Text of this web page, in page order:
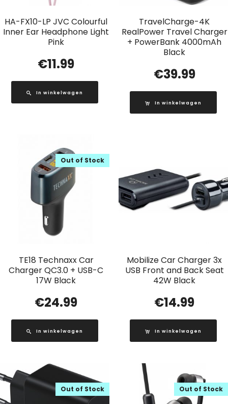
HA-FX10-LP JVC Colourful
Inner Ear Headphone Light
Pink
€11.99
In winkelwagen
TravelCharge-4K
RealPower Travel Charger
+ PowerBank 4000mAh
Black
€39.99
In winkelwagen
TE18 Technaxx Car
Charger QC3.0 + USB-C
17W Black
Out of Stock
€24.99
In winkelwagen
Mobilize Car Charger 3x
USB Front and Back Seat
42W Black
€14.99
In winkelwagen
Out of Stock Out of Stock